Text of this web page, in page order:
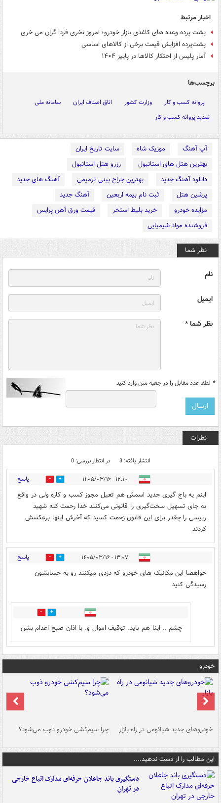
اخبار مرتبط
پشت پرده وعده های کاغذی بازار خودرو؛ امروز نخری فردا گران می خری
پشت‌پرده افزایش قیمت برخی از کالاهای اساسی
آمار پلیس از احتکار کالاها در پاییز ۱۴۰۴
برچسب‌ها
پروانه کسب و کار وزارت کشور اتاق اصناف ایران
سامانه ملی
تمدید پروانه کسب و کار
آپ آهنگ موزیک شاه
سایت تاریخ ایران
بهترین هتل های استانبول
رزرو هتل استانبول
دانلود آهنگ جدید
بهترین جراح بینی ترمیمی
آهنگ های جدید
پرشین هتل
ثبت نام بیمه اربعین
آهنگ جدید
مزایده خودرو
خرید بلیط استخر
قیمت ورق آهن پرایس
فروشنده مواد شیمیایی
نظر شما
نام
ایمیل
نظر شما *
* لطفا عدد مقابل را در جعبه متن وارد کنید
نظرات
انتشار یافته: 3 در انتظار بررسی: 0
۱۲:۱۰ - ۱۴۰۵/۰۳/۱۶ 0 پاسخ
اینم یه باج گیری جدید اسمش هم تعیل مجوز کسب و کاره ولی در واقع
به جای تسهیل سخت‌گیری را قانونی می‌کنند خدا رحمت کنه شهید
رییسی را چقدر برای این قانون زحمت کسید که آخرش اینها برعکسش
کردند
۱۳:۰۷ - ۱۴۰۵/۰۳/۱۶ 0 پاسخ
خواهصا این مکانیک های خودرو که دزدی میکنند رو به حسابشون
رسیدگی کنید
0
چشم .. اینا هم باید. توقیف اموال و. با اذان صبح اعدام بشن
خودرو
خودروهای جدید شیائومی در راه بازار چرا سیم‌کشی خودرو ذوب می‌شود؟
این مطالب را از دست ندهید....
دستگیری باند جاعلان حرفه‌ای مدارک اتباع خارجی
در تهران